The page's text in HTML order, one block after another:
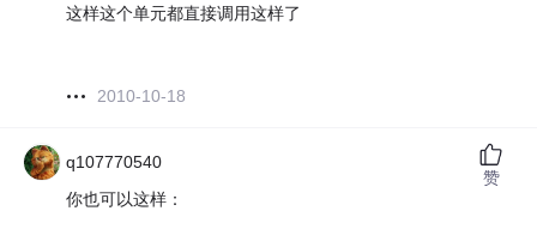
这样这个单元都直接调用这样了
2010-10-18
q107770540
你也可以这样：
赞